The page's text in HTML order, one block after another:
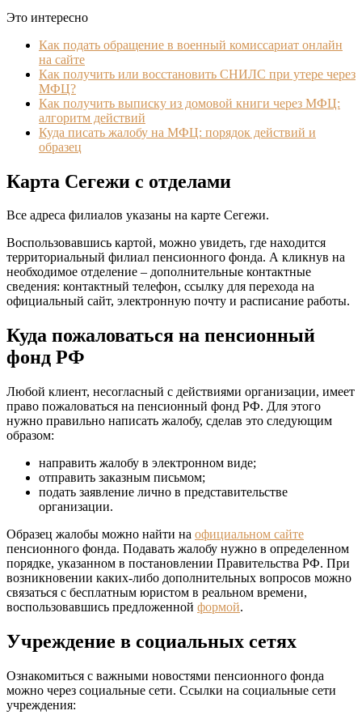
Это интересно
Как подать обращение в военный комиссариат онлайн
на сайте
Как получить или восстановить СНИЛС при утере через
МФЦ?
Как получить выписку из домовой книги через МФЦ:
алгоритм действий
Куда писать жалобу на МФЦ: порядок действий и
образец
Карта Сегежи с отделами
Все адреса филиалов указаны на карте Сегежи.
Воспользовавшись картой, можно увидеть, где находится
территориальный филиал пенсионного фонда. А кликнув на
необходимое отделение – дополнительные контактные
сведения: контактный телефон, ссылку для перехода на
официальный сайт, электронную почту и расписание работы.
Куда пожаловаться на пенсионный
фонд РФ
Любой клиент, несогласный с действиями организации, имеет
право пожаловаться на пенсионный фонд РФ. Для этого
нужно правильно написать жалобу, сделав это следующим
образом:
направить жалобу в электронном виде;
отправить заказным письмом;
подать заявление лично в представительстве
организации.
Образец жалобы можно найти на официальном сайте
пенсионного фонда. Подавать жалобу нужно в определенном
порядке, указанном в постановлении Правительства РФ. При
возникновении каких-либо дополнительных вопросов можно
связаться с бесплатным юристом в реальном времени,
воспользовавшись предложенной формой.
Учреждение в социальных сетях
Ознакомиться с важными новостями пенсионного фонда
можно через социальные сети. Ссылки на социальные сети
учреждения: